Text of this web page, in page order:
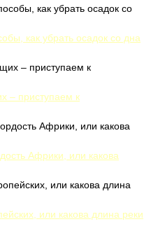
как убрать осадок со дна
– приступаем к
Африки, или какова
или какова длина реки